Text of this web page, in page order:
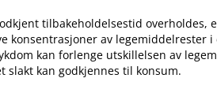
tilbakeholdelsestid overholdes,
konsentrasjoner av legemiddelrester
kan forlenge utskillelsen av
kan godkjennes til konsum.